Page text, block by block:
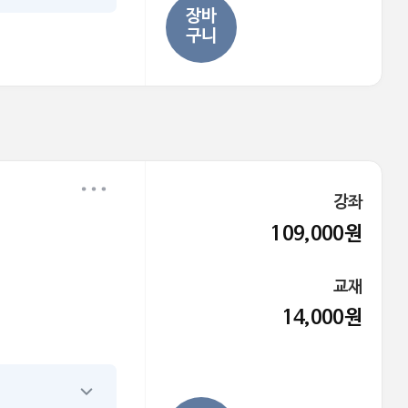
장바
구니
강좌
109,000원
교재
14,000원